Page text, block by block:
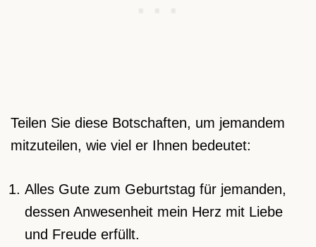
Teilen Sie diese Botschaften, um jemandem
mitzuteilen, wie viel er Ihnen bedeutet:
Alles Gute zum Geburtstag für jemanden,
dessen Anwesenheit mein Herz mit Liebe
und Freude erfüllt.